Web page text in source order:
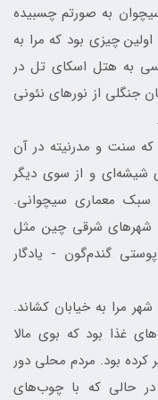
به صورتم چسبیده
چیزی بود که مرا به
با تاکسی به هتل اسکای تل در
جنگلی از نورهای نئونی
سنت و مدرنیته در آن
شیشه‌ای و از سوی دیگر
معماری سیچوانی.
شهرهای شرقی چین مثل
گندم‌گون - یادگار
مرا به خیابان کشاند.
غذا بود که بوی مالا
بود. مردم محلی دور
در حالی که با چوب‌های